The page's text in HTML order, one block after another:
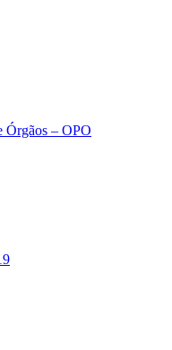
Órgãos – OPO